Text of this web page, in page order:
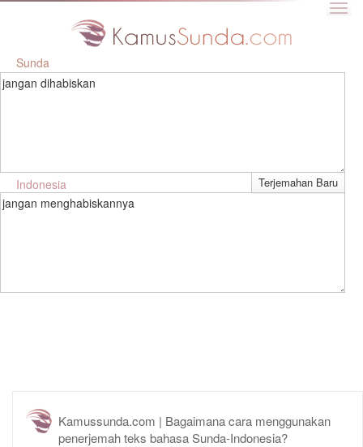
Sunda
jangan dihabiskan
Indonesia
jangan menghabiskannya
Kamussunda.com | Bagaimana cara menggunakan
penerjemah teks bahasa Sunda-Indonesia?